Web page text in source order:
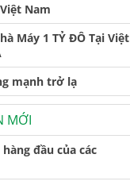
Nam
Máy 1 TỶ ĐÔ Tại Việt
mạnh trở lạ
MỚI
đầu của các